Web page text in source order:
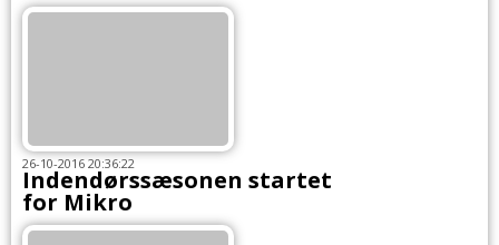
26-10-2016 20:36:22
Indendørssæsonen startet
for Mikro